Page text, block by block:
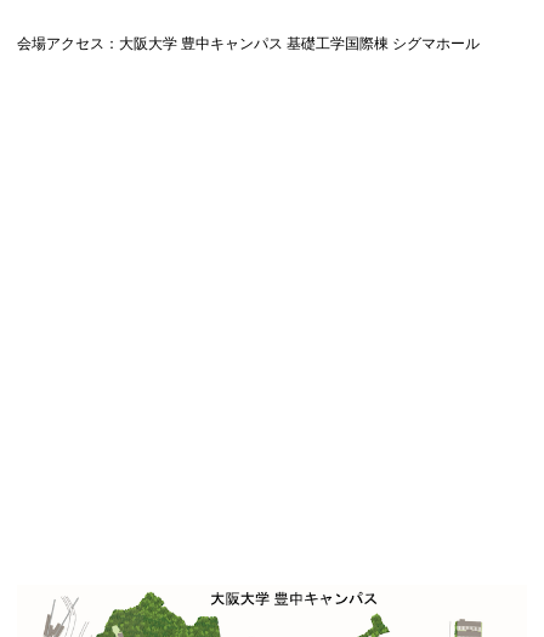
会場アクセス：大阪大学 豊中キャンパス 基礎工学国際棟 シグマホール